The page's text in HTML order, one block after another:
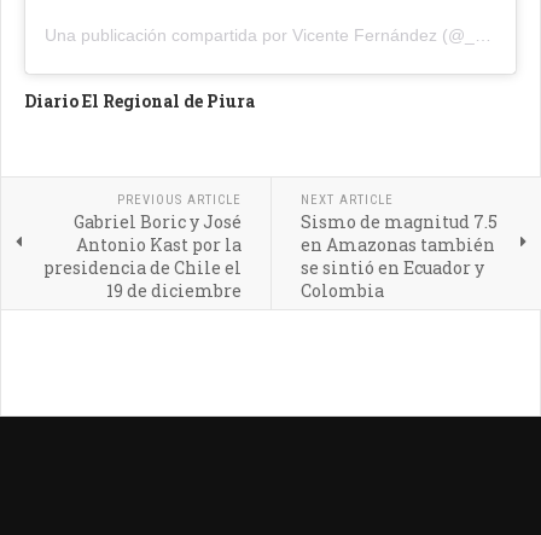
Una publicación compartida por Vicente Fernández (@_vicentefdez)
Diario El Regional de Piura
PREVIOUS ARTICLE
Gabriel Boric y José
Antonio Kast por la
presidencia de Chile el
19 de diciembre
NEXT ARTICLE
Sismo de magnitud 7.5
en Amazonas también
se sintió en Ecuador y
Colombia